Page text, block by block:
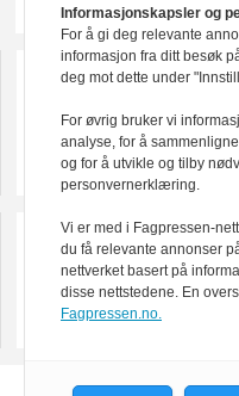
Informasjonskapsler og
For å gi deg relevante
informasjon fra ditt besøk
deg mot dette under
For øvrig bruker vi
analyse, for å
og for å utvikle og tilby
personvernerklæring.
Vi er med i Fagpressen-
du få relevante annonser
nettverket basert på
disse nettstedene. En
Fagpressen.no.